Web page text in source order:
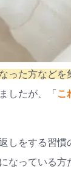
った方などを
したが、「 こ
しをする習
なっている方